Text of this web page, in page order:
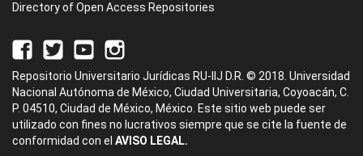
Directory of Open Access Repositories
Repositorio Universitario Jurídicas RU-IIJ D.R. © 2018. Universidad
Nacional Autónoma de México, Ciudad Universitaria, Coyoacán, C.
P. 04510, Ciudad de México, México. Este sitio web puede ser
utilizado con fines no lucrativos siempre que se cite la fuente de
conformidad con el AVISO LEGAL.